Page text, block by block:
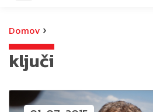
Domov ›
ključi